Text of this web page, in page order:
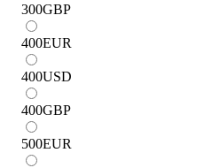
300GBP
400EUR
400USD
400GBP
500EUR